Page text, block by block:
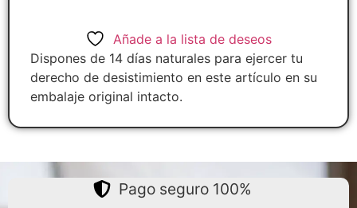
Añade a la lista de deseos
Dispones de 14 días naturales para ejercer tu
derecho de desistimiento en este artículo en su
embalaje original intacto.
Pago seguro 100%